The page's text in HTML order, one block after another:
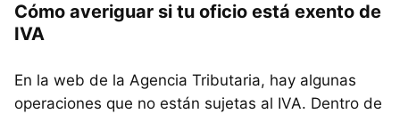
Cómo averiguar si tu oficio está exento de
IVA
En la web de la Agencia Tributaria, hay algunas
operaciones que no están sujetas al IVA. Dentro de